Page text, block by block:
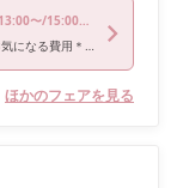
/15:00〜/16:00〜
BIG《花嫁体験フェス》比較見学×ドレス×気になる費用＊相談
ほかのフェアを見る